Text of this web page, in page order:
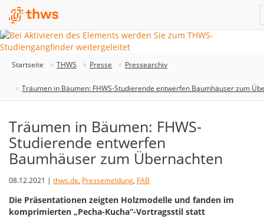
Startseite THWS Presse Pressearchiv
Träumen in Bäumen: FHWS-Studierende entwerfen Baumhäuser zum
Träumen in Bäumen: FHWS-
Studierende entwerfen
Baumhäuser zum Übernachten
08.12.2021 | thws.de, Pressemeldung, FAB
Die Präsentationen zeigten Holzmodelle und fanden im
komprimierten „Pecha-Kucha“-Vortragsstil statt